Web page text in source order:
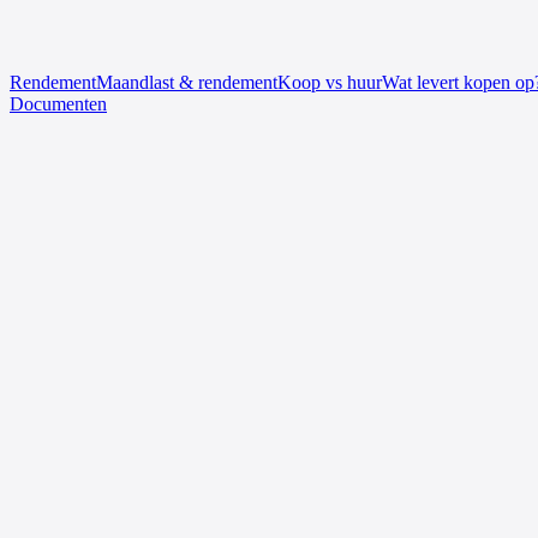
RendementMaandlast & rendementKoop vs huurWat levert kopen
Documenten